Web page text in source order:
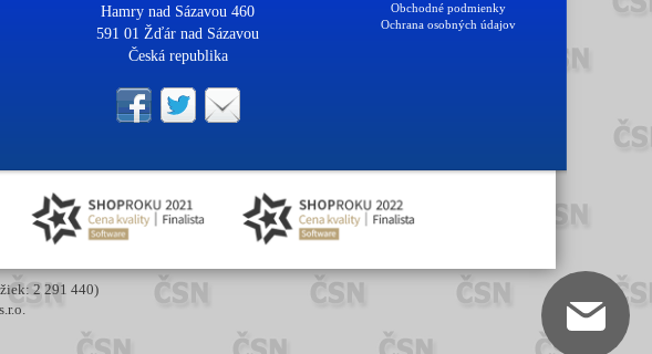
Hamry nad Sázavou 460
591 01 Žďár nad Sázavou
Česká republika
Obchodné podmienky
Ochrana osobných údajov
2 291 440)